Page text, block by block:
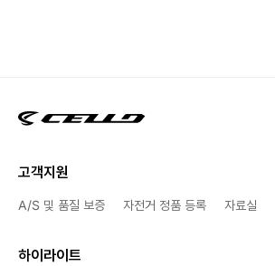
고객지원
A/S 및 품질 보증 자전거 정품 등록 자료실
하이라이트